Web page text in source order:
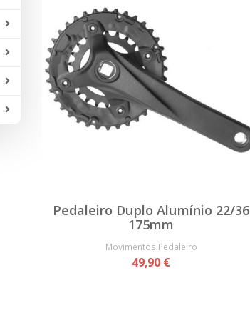
Pedaleiro Duplo Alumínio 22/36
175mm
Movimentos Pedaleiro
49,90 €